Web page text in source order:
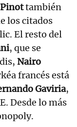
también
los citados
El resto del
, que se
Nairo
francés está
Gaviria,
Desde lo más